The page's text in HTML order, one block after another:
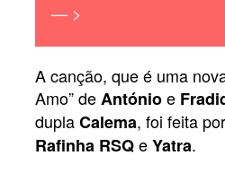
— >
A canção, que é uma
Amo” deAntónioe
duplaCalema, foi feita por
Rafinha RSQeYatra.